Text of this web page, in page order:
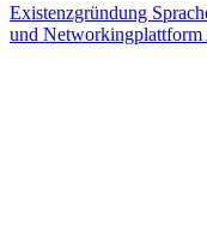
Existenzgründung
und Networkingplattform